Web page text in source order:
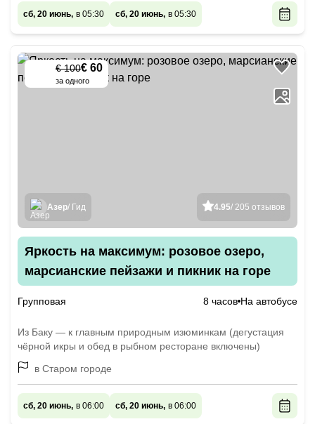
сб, 20 июнь, в 05:30 сб, 20 июнь, в 05:30
€ 100€ 60
за одного
4.95/ 205 отзывов
Азер/ Гид
Яркость на максимум: розовое озеро,
марсианские пейзажи и пикник на горе
Групповая 8 часов На автобусе
Из Баку — к главным природным изюминкам (дегустация
чёрной икры и обед в рыбном ресторане включены)
в Старом городе
сб, 20 июнь, в 06:00 сб, 20 июнь, в 06:00